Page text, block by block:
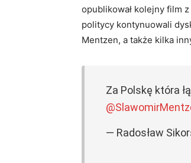
opublikował kolejny film
politycy kontynuowali
Mentzen, a także kilka
Za Polskę która
— Radosław